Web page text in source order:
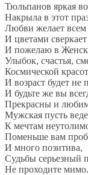
Тюльпанов яркая
Накрыла в этот
Любви желает всем
И цветами
И пожелаю в
Улыбок, счастья,
Космической
И возраст будет не
И будьте же вы
Прекрасны и
Мужская пусть
К мечтам
Поменьше вам
И много позитива,
Судьбы серьезный
Не проходите мимо.